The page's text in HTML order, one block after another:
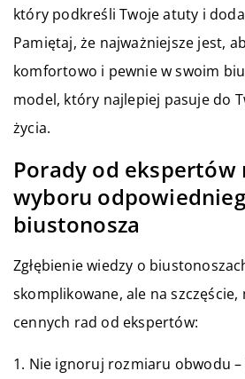
który podkreśli Twoje atuty i
Pamiętaj, że najważniejsze jest,
komfortowo i pewnie w swoim
model, który najlepiej pasuje do
życia.
Porady od ekspertów
wyboru
biustonosza
Zgłębienie wiedzy o
skomplikowane, ale na szczęście,
cennych rad od ekspertów:
1. Nie ignoruj rozmiaru obwodu